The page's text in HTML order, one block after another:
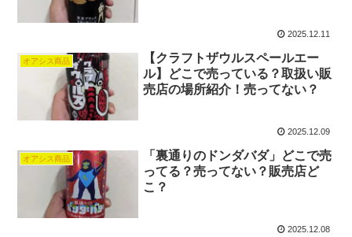
2025.12.11
オアシス商品
【クラフトザウルスペールエー
ル】どこで売っている？取扱い販
売店の場所紹介！売ってない？
2025.12.09
オアシス商品
「裏通りのドンダバダ」どこで売
ってる？売ってない？販売店ど
こ？
2025.12.08